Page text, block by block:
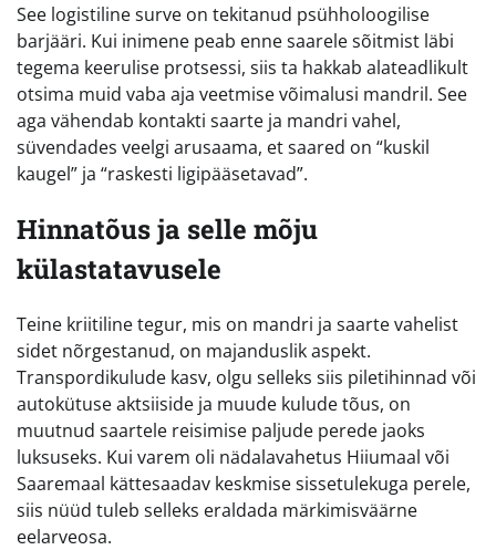
See logistiline surve on tekitanud psühholoogilise
barjääri. Kui inimene peab enne saarele sõitmist läbi
tegema keerulise protsessi, siis ta hakkab alateadlikult
otsima muid vaba aja veetmise võimalusi mandril. See
aga vähendab kontakti saarte ja mandri vahel,
süvendades veelgi arusaama, et saared on “kuskil
kaugel” ja “raskesti ligipääsetavad”.
Hinnatõus ja selle mõju
külastatavusele
Teine kriitiline tegur, mis on mandri ja saarte vahelist
sidet nõrgestanud, on majanduslik aspekt.
Transpordikulude kasv, olgu selleks siis piletihinnad või
autokütuse aktsiiside ja muude kulude tõus, on
muutnud saartele reisimise paljude perede jaoks
luksuseks. Kui varem oli nädalavahetus Hiiumaal või
Saaremaal kättesaadav keskmise sissetulekuga perele,
siis nüüd tuleb selleks eraldada märkimisväärne
eelarveosa.